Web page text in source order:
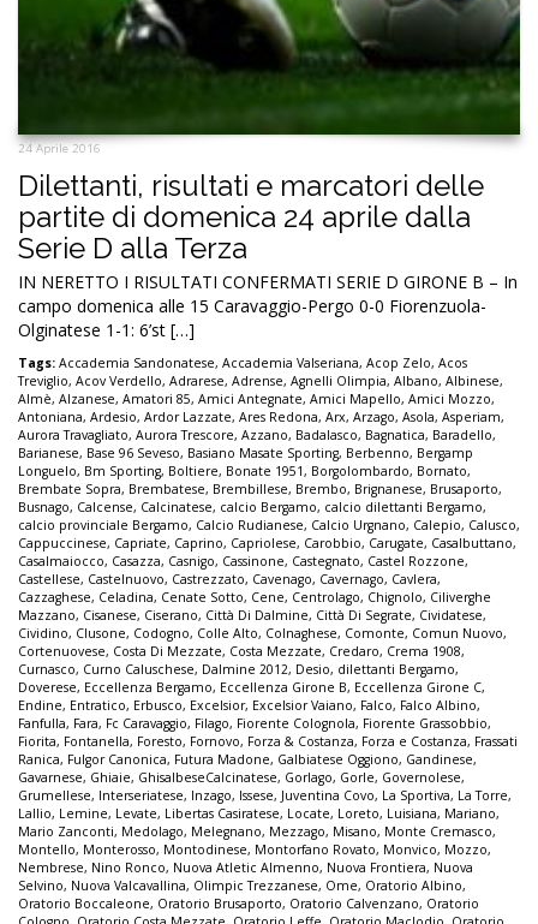
24 Aprile 2016
Dilettanti, risultati e marcatori delle
partite di domenica 24 aprile dalla
Serie D alla Terza
IN NERETTO I RISULTATI CONFERMATI SERIE D GIRONE B – In
campo domenica alle 15 Caravaggio-Pergo 0-0 Fiorenzuola-
Olginatese 1-1: 6’st […]
Tags: Accademia Sandonatese, Accademia Valseriana, Acop Zelo, Acos
Treviglio, Acov Verdello, Adrarese, Adrense, Agnelli Olimpia, Albano, Albinese,
Almè, Alzanese, Amatori 85, Amici Antegnate, Amici Mapello, Amici Mozzo,
Antoniana, Ardesio, Ardor Lazzate, Ares Redona, Arx, Arzago, Asola, Asperiam,
Aurora Travagliato, Aurora Trescore, Azzano, Badalasco, Bagnatica, Baradello,
Barianese, Base 96 Seveso, Basiano Masate Sporting, Berbenno, Bergamp
Longuelo, Bm Sporting, Boltiere, Bonate 1951, Borgolombardo, Bornato,
Brembate Sopra, Brembatese, Brembillese, Brembo, Brignanese, Brusaporto,
Busnago, Calcense, Calcinatese, calcio Bergamo, calcio dilettanti Bergamo,
calcio provinciale Bergamo, Calcio Rudianese, Calcio Urgnano, Calepio, Calusco,
Cappuccinese, Capriate, Caprino, Capriolese, Carobbio, Carugate, Casalbuttano,
Casalmaiocco, Casazza, Casnigo, Cassinone, Castegnato, Castel Rozzone,
Castellese, Castelnuovo, Castrezzato, Cavenago, Cavernago, Cavlera,
Cazzaghese, Celadina, Cenate Sotto, Cene, Centrolago, Chignolo, Ciliverghe
Mazzano, Cisanese, Ciserano, Città Di Dalmine, Città Di Segrate, Cividatese,
Cividino, Clusone, Codogno, Colle Alto, Colnaghese, Comonte, Comun Nuovo,
Cortenuovese, Costa Di Mezzate, Costa Mezzate, Credaro, Crema 1908,
Curnasco, Curno Caluschese, Dalmine 2012, Desio, dilettanti Bergamo,
Doverese, Eccellenza Bergamo, Eccellenza Girone B, Eccellenza Girone C,
Endine, Entratico, Erbusco, Excelsior, Excelsior Vaiano, Falco, Falco Albino,
Fanfulla, Fara, Fc Caravaggio, Filago, Fiorente Colognola, Fiorente Grassobbio,
Fiorita, Fontanella, Foresto, Fornovo, Forza & Costanza, Forza e Costanza, Frassati
Ranica, Fulgor Canonica, Futura Madone, Galbiatese Oggiono, Gandinese,
Gavarnese, Ghiaie, GhisalbeseCalcinatese, Gorlago, Gorle, Governolese,
Grumellese, Interseriatese, Inzago, Issese, Juventina Covo, La Sportiva, La Torre,
Lallio, Lemine, Levate, Libertas Casiratese, Locate, Loreto, Luisiana, Mariano,
Mario Zanconti, Medolago, Melegnano, Mezzago, Misano, Monte Cremasco,
Montello, Monterosso, Montodinese, Montorfano Rovato, Monvico, Mozzo,
Nembrese, Nino Ronco, Nuova Atletic Almenno, Nuova Frontiera, Nuova
Selvino, Nuova Valcavallina, Olimpic Trezzanese, Ome, Oratorio Albino,
Oratorio Boccaleone, Oratorio Brusaporto, Oratorio Calvenzano, Oratorio